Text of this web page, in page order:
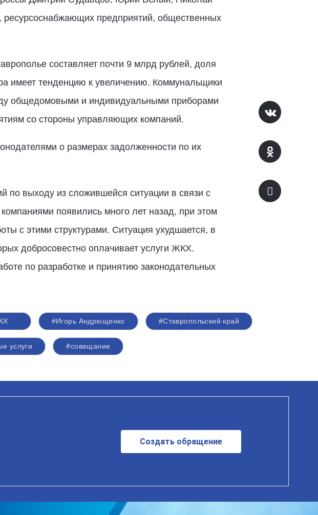
ресурсоснабжающих предприятий, общественных
составляет почти 9 млрд рублей, доля
имеет тенденцию к увеличению. Коммунальщики
общедомовыми и индивидуальными приборами
со стороны управляющих компаний.
о размерах задолженности по их
по выходу из сложившейся ситуации в связи с
появились много лет назад, при этом
с этими структурами. Ситуация ухудшается, в
добросовестно оплачивает услуги ЖКХ.
по разработке и принятию законодательных
#Игорь Андрющенко #Ставропольский край
услуги #совещание
Создать обращение